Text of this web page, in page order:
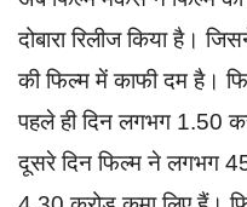
दोबारा रिलीज किया है।
की फिल्म में काफी दम है।
पहले ही दिन लगभग 1.50
दूसरे दिन फिल्म ने लगभग